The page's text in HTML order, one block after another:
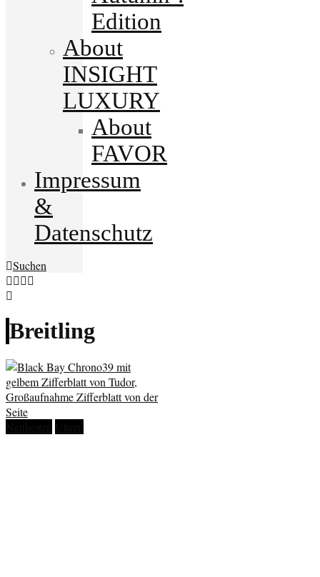
Edition
About
INSIGHT
LUXURY
About
FAVOR
Impressum
&
Datenschutz
Suchen
Breitling